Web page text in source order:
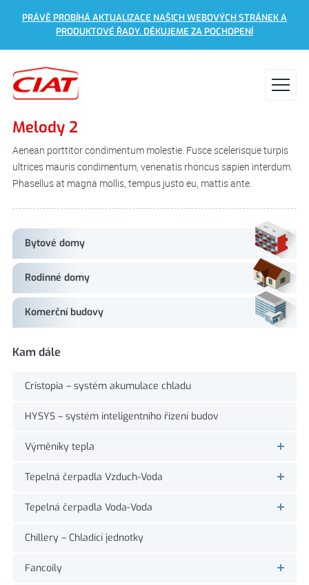
PRÁVĚ PROBÍHÁ AKTUALIZACE NAŠICH WEBOVÝCH STRÁNEK A
PRODUKTOVÉ ŘADY. DĚKUJEME ZA POCHOPENÍ
Melody 2
Aenean porttitor condimentum molestie. Fusce scelerisque turpis
ultrices mauris condimentum, venenatis rhoncus sapien interdum.
Phasellus at magna mollis, tempus justo eu, mattis ante.
Bytové domy
Rodinné domy
Komerční budovy
Kam dále
Cristopia – systém akumulace chladu
HYSYS – systém inteligentního řízení budov
Výměníky tepla
Tepelná čerpadla Vzduch-Voda
Tepelná čerpadla Voda-Voda
Chillery – Chladící jednotky
Fancoily